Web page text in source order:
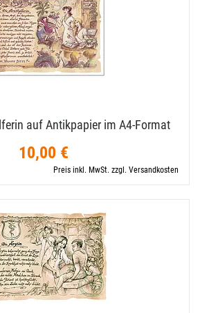
auf Antikpapier im A4-​Format
10,00 €
Preis inkl. MwSt. zzgl. Versandkosten